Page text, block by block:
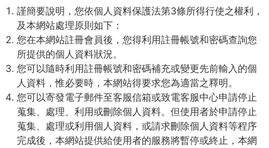
謹簡要說明，您依個人資料保護法第3條所得行使之權利，
及本網站處理原則如下：
您在本網站註冊會員後，您得利用註冊帳號和密碼查詢您
所提供的個人資料狀況。
您可以隨時利用註冊帳號和密碼補充或變更先前輸入的個
人資料，惟必要時，本網站得要求您為適當之釋明。
您可以寄發電子郵件至客服信箱或致電客服中心申請停止
蒐集、處理、利用或刪除個人資料。但使用者於申請停止
蒐集、處理或利用個人資料，或請求刪除個人資料等程序
完成後，本網站提供給使用者的服務將暫停或終止，本網